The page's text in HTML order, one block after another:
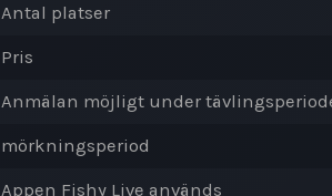
Antal platser
Pris
Anmälan möjligt under
mörkningsperiod
Appen Fishy Live används